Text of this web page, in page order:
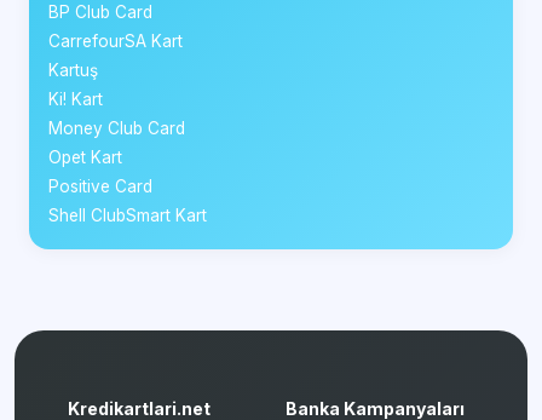
BP Club Card
CarrefourSA Kart
Kartuş
Ki! Kart
Money Club Card
Opet Kart
Positive Card
Shell ClubSmart Kart
Kredikartlari.net Banka Kampanyaları